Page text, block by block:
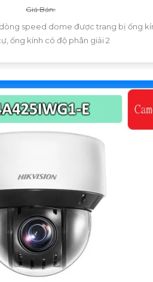
Giá Bán:
dòng speed dome được trang bị ống
ống kính có độ phân giải 2